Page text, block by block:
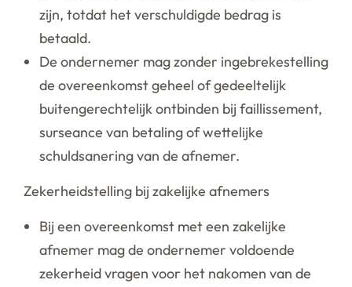
zijn, totdat het verschuldigde bedrag is
betaald.
De ondernemer mag zonder ingebrekestelling
de overeenkomst geheel of gedeeltelijk
buitengerechtelijk ontbinden bij faillissement,
surseance van betaling of wettelijke
schuldsanering van de afnemer.
Zekerheidstelling bij zakelijke afnemers
Bij een overeenkomst met een zakelijke
afnemer mag de ondernemer voldoende
zekerheid vragen voor het nakomen van de